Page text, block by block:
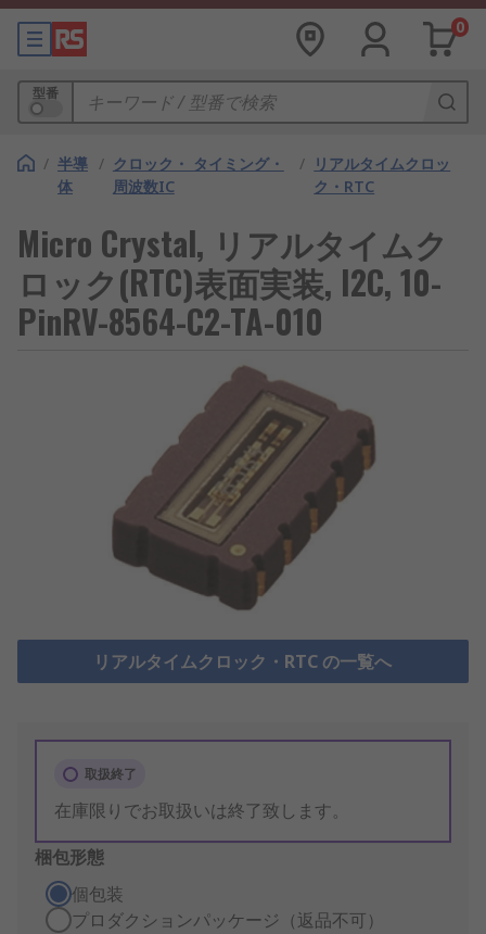
0
型番
/ 半導
体
/ クロック・ タイミング・
周波数IC
/ リアルタイムクロッ
ク・RTC
Micro Crystal, リアルタイムク
ロック(RTC)表面実装, I2C, 10-
PinRV-8564-C2-TA-010
リアルタイムクロック・RTC の一覧へ
取扱終了
在庫限りでお取扱いは終了致します。
梱包形態
個包装
プロダクションパッケージ（返品不可）